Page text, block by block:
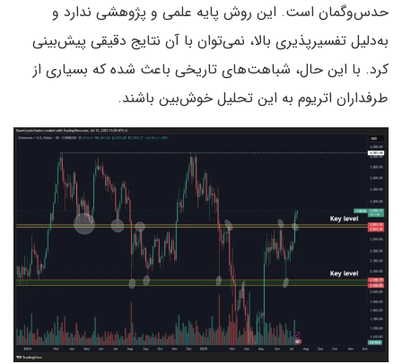
حدس‌وگمان است. این روش پایه علمی و پژوهشی ندارد و
به‌دلیل تفسیرپذیری بالا، نمی‌توان با آن نتایج دقیقی پیش‌بینی
کرد. با این حال، شباهت‌های تاریخی باعث شده که بسیاری از
طرفداران اتریوم به این تحلیل خوش‌بین باشند.